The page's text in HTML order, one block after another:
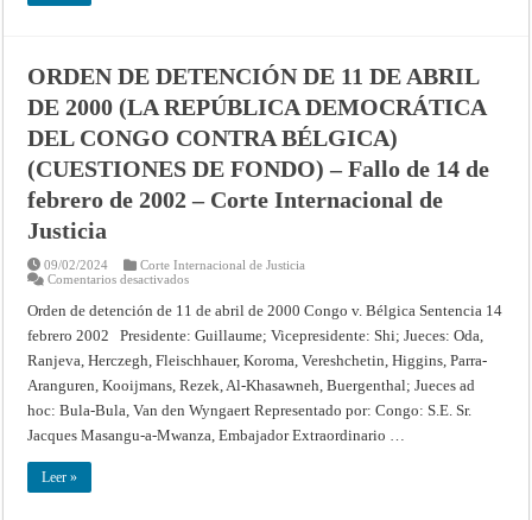
diciembre
2002
Corte
Internacional
de
Justicia
ORDEN DE DETENCIÓN DE 11 DE ABRIL
DE 2000 (LA REPÚBLICA DEMOCRÁTICA
DEL CONGO CONTRA BÉLGICA)
(CUESTIONES DE FONDO) – Fallo de 14 de
febrero de 2002 – Corte Internacional de
Justicia
09/02/2024
Corte Internacional de Justicia
Comentarios desactivadosen
DE
DETENCIÓN
DE
DE
ABRIL
DE
2000
(LA
REPÚBLICA
DEMOCRÁTICA
Orden de detención de 11 de abril de 2000 Congo v. Bélgica Sentencia 14
febrero 2002 Presidente: Guillaume; Vicepresidente: Shi; Jueces: Oda,
Ranjeva, Herczegh, Fleischhauer, Koroma, Vereshchetin, Higgins, Parra-
Aranguren, Kooijmans, Rezek, Al-Khasawneh, Buergenthal; Jueces ad
hoc: Bula-Bula, Van den Wyngaert Representado por: Congo: S.E. Sr.
Jacques Masangu-a-Mwanza, Embajador Extraordinario …
Leer »